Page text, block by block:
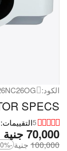
الكود:
SPECS
5التقييمات: 2
جنية 70,000
جنية 100,000
-30%